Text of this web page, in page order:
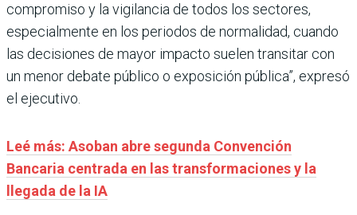
compromiso y la vigilancia de todos los sectores,
especialmente en los periodos de normalidad, cuando
las decisiones de mayor impacto suelen transitar con
un menor debate público o exposición pública”, expresó
el ejecutivo.
Leé más: Asoban abre segunda Convención
Bancaria centrada en las transformaciones y la
llegada de la IA